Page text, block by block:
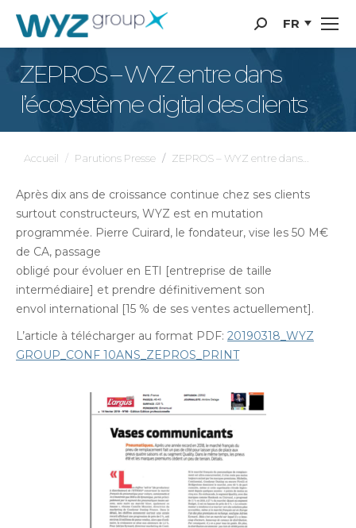
Recherche
:
FR
ZEPROS – WYZ entre dans
l’écosystème digital des clients
Vous êtes ici :
Accueil Parutions Presse ZEPROS – WYZ entre dans…
Après dix ans de croissance continue chez ses clients
surtout constructeurs, WYZ est en mutation
programmée. Pierre Cuirard, le fondateur, vise les 50 M€
de CA, passage
obligé pour évoluer en ETI [entreprise de taille
intermédiaire] et prendre définitivement son
envol international [15 % de ses ventes actuellement].
L’article à télécharger au format PDF: 20190318_WYZ
GROUP_CONF 10ANS_ZEPROS_PRINT
Panneau de gestion des cookies